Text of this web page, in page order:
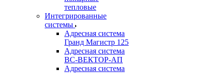
тепловые
Интегрированные
системы
Адресная система
Гранд Магистр 125
Адресная система
ВС-ВЕКТОР-АП
Адресная система